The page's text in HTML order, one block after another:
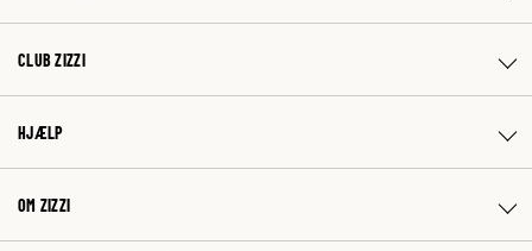
CLUB ZIZZI
HJÆLP
OM ZIZZI